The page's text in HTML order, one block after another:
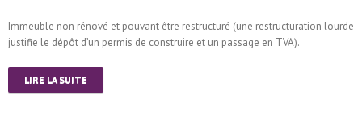
Immeuble non rénové et pouvant être restructuré (une restructuration lourde
justifie le dépôt d’un permis de construire et un passage en TVA).
LIRE LA SUITE